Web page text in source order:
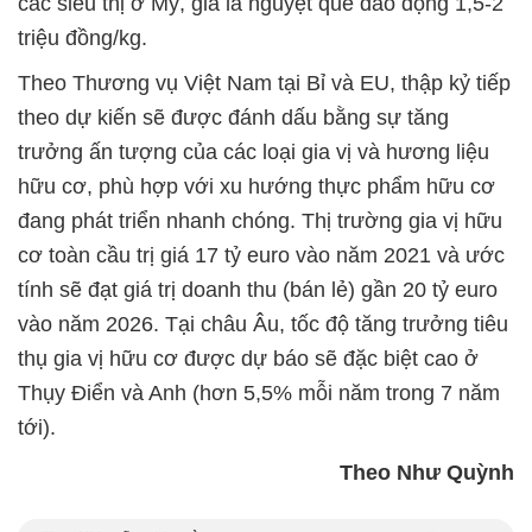
triệu đồng/kg.
Theo Thương vụ Việt Nam tại Bỉ và EU, thập kỷ tiếp
theo dự kiến ​​sẽ được đánh dấu bằng sự tăng
trưởng ấn tượng của các loại gia vị và hương liệu
hữu cơ, phù hợp với xu hướng thực phẩm hữu cơ
đang phát triển nhanh chóng. Thị trường gia vị hữu
cơ toàn cầu trị giá 17 tỷ euro vào năm 2021 và ước
tính sẽ đạt giá trị doanh thu (bán lẻ) gần 20 tỷ euro
vào năm 2026. Tại châu Âu, tốc độ tăng trưởng tiêu
thụ gia vị hữu cơ được dự báo sẽ đặc biệt cao ở
Thụy Điển và Anh (hơn 5,5% mỗi năm trong 7 năm
tới).
Theo Như Quỳnh